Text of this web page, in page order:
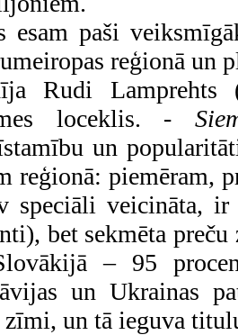
esam paši
reģionā un
Rudi Lamprehts
loceklis. -
un
reģionā: piemēram,
speciāli veicināta,
bet sekmēta
– 95
un Ukrainas
zīmi, un tā ieguva